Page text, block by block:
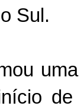
Sul.
de